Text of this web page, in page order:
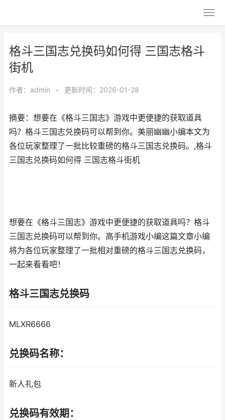
格斗三国志兑换码如何得 三国志格斗
街机
作者： admin • 更新时间：2026-01-28
摘要：想要在《格斗三国志》游戏中更便捷的获取道具
吗？格斗三国志兑换码可以帮到你。美丽幽幽小编本文为
各位玩家整理了一批比较重磅的格斗三国志兑换码。,格斗
三国志兑换码如何得 三国志格斗街机
想要在《格斗三国志》游戏中更便捷的获取道具吗？格斗
三国志兑换码可以帮到你。高手机游戏小编这篇文章小编
将为各位玩家整理了一批相对重磅的格斗三国志兑换码，
一起来看看吧！
格斗三国志兑换码
MLXR6666
兑换码名称：
新人礼包
兑换码有效期：